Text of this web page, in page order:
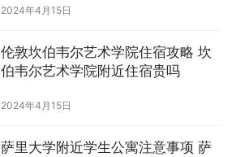
2024年4月15日
伦敦坎伯韦尔艺术学院住宿攻略 坎
伯韦尔艺术学院附近住宿贵吗
2024年4月15日
萨里大学附近学生公寓注意事项 萨